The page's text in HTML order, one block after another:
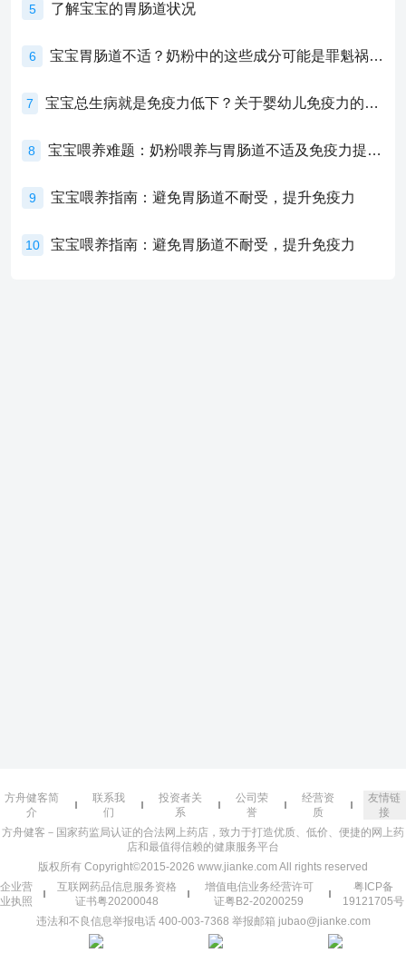
5 了解宝宝的胃肠道状况
6 宝宝胃肠道不适？奶粉中的这些成分可能是罪魁祸首！
7 宝宝总生病就是免疫力低下？关于婴幼儿免疫力的真相，家长必须了解！
8 宝宝喂养难题：奶粉喂养与胃肠道不适及免疫力提升的奥秘
9 宝宝喂养指南：避免胃肠道不耐受，提升免疫力
10 宝宝喂养指南：避免胃肠道不耐受，提升免疫力
方舟健客简
介
联系我
们
投资者关
系
公司荣
誉
经营资
质
友情链
接
方舟健客－国家药监局认证的合法网上药店，致力于打造优质、低价、便捷的网上药
店和最值得信赖的健康服务平台
版权所有 Copyright©2015-2026 www.jianke.com All rights reserved
企业营
业执照
互联网药品信息服务资格
证书粤20200048
增值电信业务经营许可
证粤B2-20200259
粤ICP备
19121705号
违法和不良信息举报电话 400-003-7368 举报邮箱 jubao@jianke.com